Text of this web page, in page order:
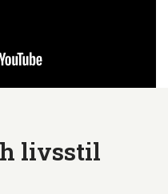
livsstil